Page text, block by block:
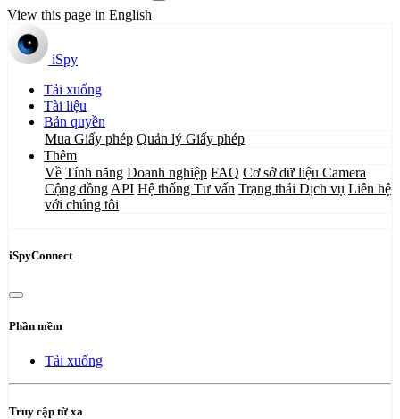
View this page in English
iSpy
Tải xuống
Tài liệu
Bản quyền
Mua Giấy phép Quản lý Giấy phép
Thêm
Về Tính năng Doanh nghiệp FAQ Cơ sở dữ liệu Camera
Cộng đồng API Hệ thống Tư vấn Trạng thái Dịch vụ Liên hệ
với chúng tôi
iSpyConnect
Phần mềm
Tải xuống
Truy cập từ xa